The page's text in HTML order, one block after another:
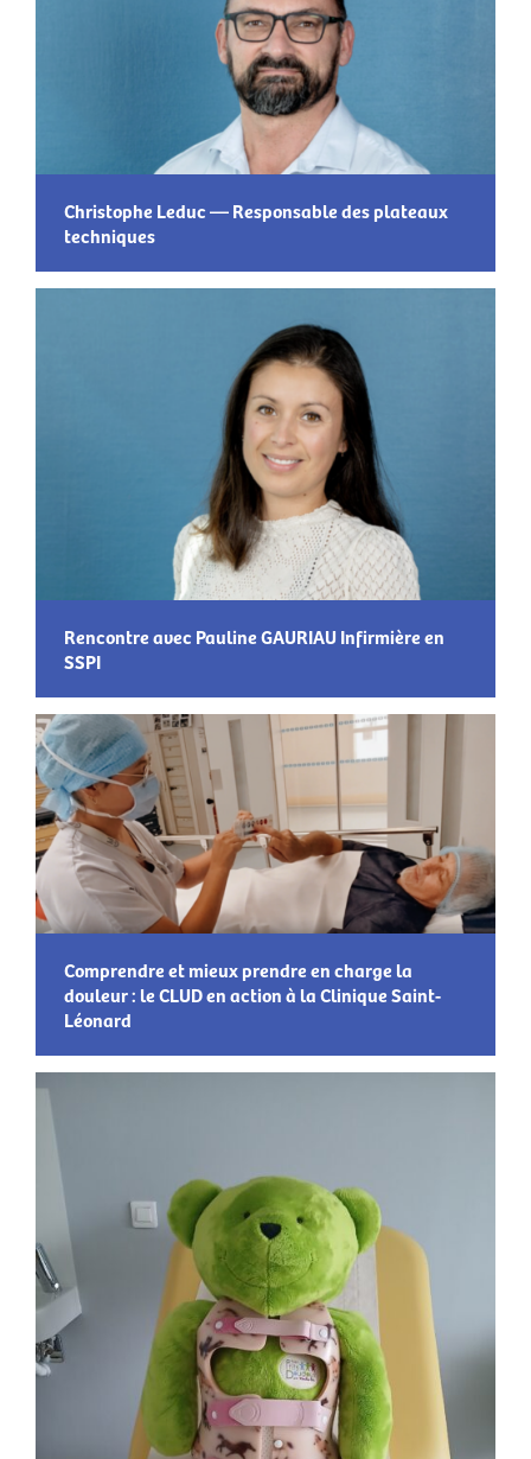
Christophe Leduc — Responsable des plateaux
techniques
Rencontre avec Pauline GAURIAU Infirmière en
SSPI
Comprendre et mieux prendre en charge la
douleur : le CLUD en action à la Clinique Saint-
Léonard